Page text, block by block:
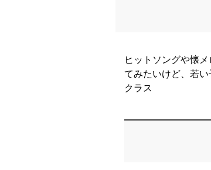
ヒットソングや懐
てみたいけど、若
クラス